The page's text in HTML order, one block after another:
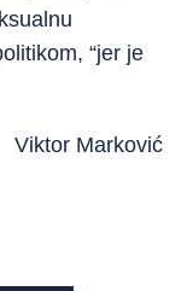
“jer je
Viktor Marković